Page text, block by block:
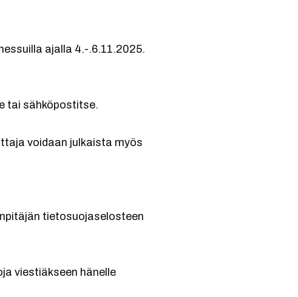
ajalla 4.-.6.11.2025.
tai sähköpostitse.
voidaan julkaista myös
tietosuojaselosteen
viestiäkseen hänelle